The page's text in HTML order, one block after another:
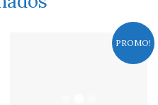
PROMO!